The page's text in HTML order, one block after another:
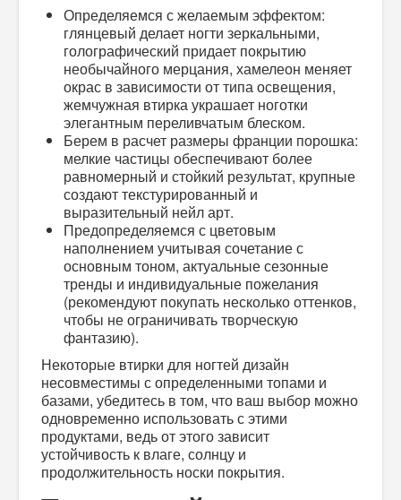
Определяемся с желаемым эффектом:
глянцевый делает ногти зеркальными,
голографический придает покрытию
необычайного мерцания, хамелеон меняет
окрас в зависимости от типа освещения,
жемчужная втиркаукрашает ноготки
элегантным переливчатым блеском.
Берем в расчет размеры франции порошка:
мелкие частицы обеспечивают более
равномерный и стойкий результат, крупные
создают текстурированный и
выразительный нейл арт.
Предопределяемся с цветовым
наполнением учитывая сочетание с
основным тоном, актуальные сезонные
тренды и индивидуальные пожелания
(рекомендуют покупать несколько оттенков,
чтобы не ограничивать творческую
фантазию).
Некоторые втирки для ногтей дизайн
несовместимы с определенными топами и
базами, убедитесь в том, что ваш выбор можно
одновременно использовать с этими
продуктами, ведь от этого зависит
устойчивость к влаге, солнцу и
продолжительность носки покрытия.